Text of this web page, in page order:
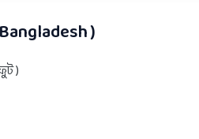
)
)